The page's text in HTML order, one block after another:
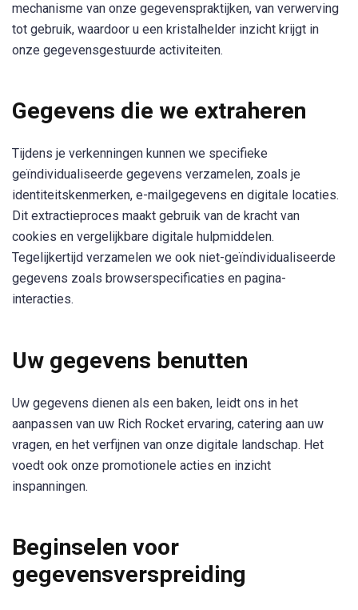
mechanisme van onze gegevenspraktijken, van verwerving
tot gebruik, waardoor u een kristalhelder inzicht krijgt in
onze gegevensgestuurde activiteiten.
Gegevens die we extraheren
Tijdens je verkenningen kunnen we specifieke
geïndividualiseerde gegevens verzamelen, zoals je
identiteitskenmerken, e-mailgegevens en digitale locaties.
Dit extractieproces maakt gebruik van de kracht van
cookies en vergelijkbare digitale hulpmiddelen.
Tegelijkertijd verzamelen we ook niet-geïndividualiseerde
gegevens zoals browserspecificaties en pagina-
interacties.
Uw gegevens benutten
Uw gegevens dienen als een baken, leidt ons in het
aanpassen van uw Rich Rocket ervaring, catering aan uw
vragen, en het verfijnen van onze digitale landschap. Het
voedt ook onze promotionele acties en inzicht
inspanningen.
Beginselen voor
gegevensverspreiding